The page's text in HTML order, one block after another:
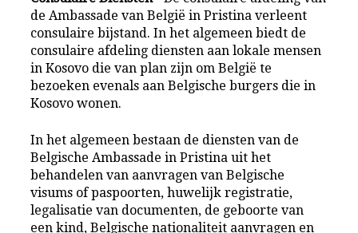
de Ambassade van België in Pristina verleent
consulaire bijstand. In het algemeen biedt de
consulaire afdeling diensten aan lokale mensen
in Kosovo die van plan zijn om België te
bezoeken evenals aan Belgische burgers die in
Kosovo wonen.
In het algemeen bestaan de diensten van de
Belgische Ambassade in Pristina uit het
behandelen van aanvragen van Belgische
visums of paspoorten, huwelijk registratie,
legalisatie van documenten, de geboorte van
een kind, Belgische nationaliteit aanvragen en